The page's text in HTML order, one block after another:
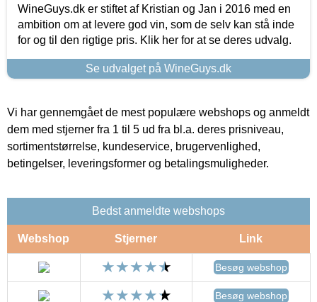
WineGuys.dk er stiftet af Kristian og Jan i 2016 med en
ambition om at levere god vin, som de selv kan stå inde
for og til den rigtige pris. Klik her for at se deres udvalg.
Se udvalget på WineGuys.dk
Vi har gennemgået de mest populære webshops og anmeldt
dem med stjerner fra 1 til 5 ud fra bl.a. deres prisniveau,
sortimentstørrelse, kundeservice, brugervenlighed,
betingelser, leveringsformer og betalingsmuligheder.
Bedst anmeldte webshops
Webshop Stjerner Link
Besøg webshop
Besøg webshop